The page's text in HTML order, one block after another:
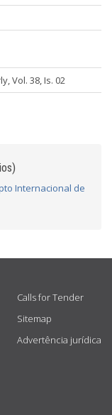
Vol. 38, Is. 02
Internacional de
Calls for Tender
Sitemap
Advertência jurídica